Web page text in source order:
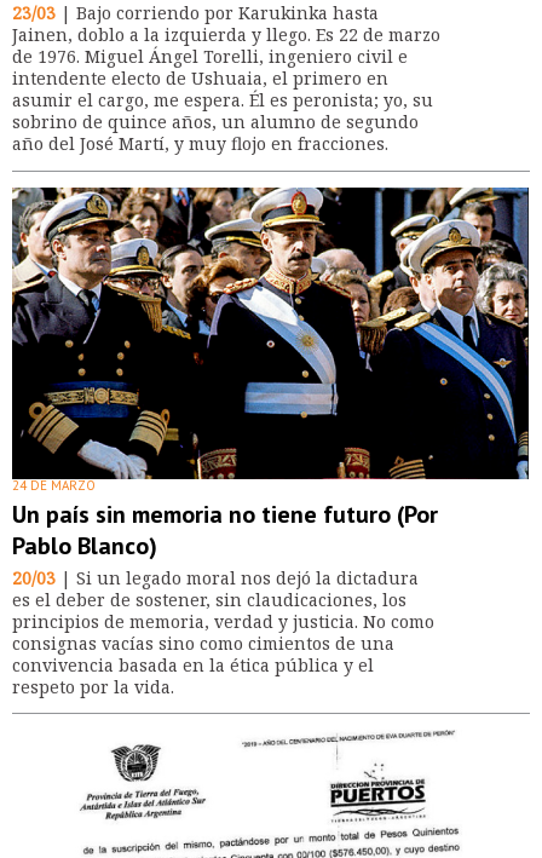
23/03 | Bajo corriendo por Karukinka hasta
Jainen, doblo a la izquierda y llego. Es 22 de marzo
de 1976. Miguel Ángel Torelli, ingeniero civil e
intendente electo de Ushuaia, el primero en
asumir el cargo, me espera. Él es peronista; yo, su
sobrino de quince años, un alumno de segundo
año del José Martí, y muy flojo en fracciones.
24 DE MARZO
Un país sin memoria no tiene futuro (Por
Pablo Blanco)
20/03 | Si un legado moral nos dejó la dictadura
es el deber de sostener, sin claudicaciones, los
principios de memoria, verdad y justicia. No como
consignas vacías sino como cimientos de una
convivencia basada en la ética pública y el
respeto por la vida.